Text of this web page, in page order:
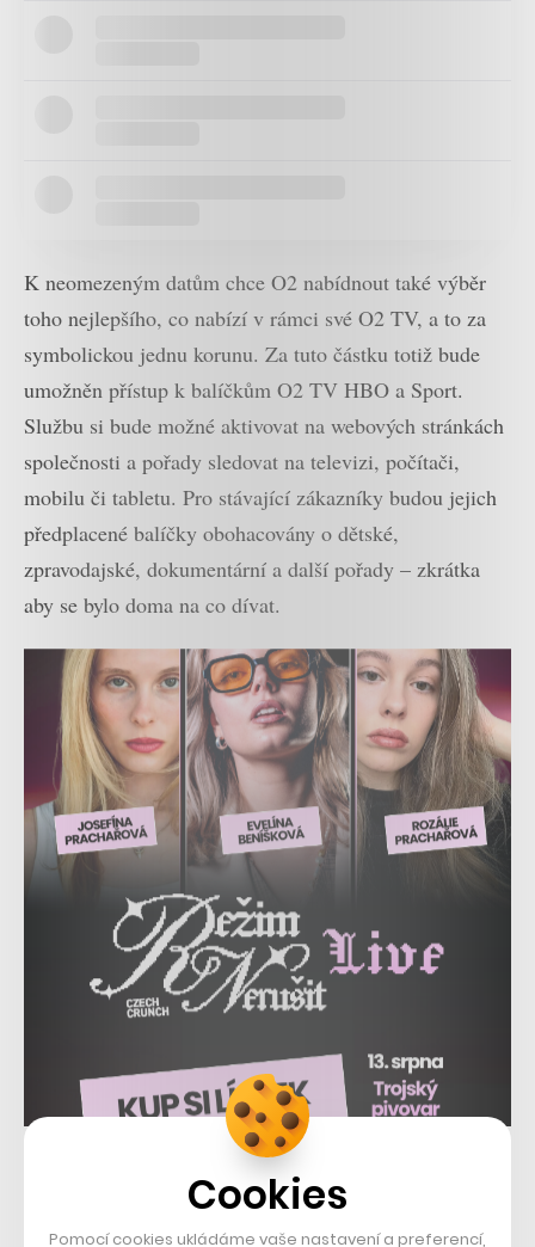
K neomezeným datům chce O2 nabídnout také výběr
toho nejlepšího, co nabízí v rámci své O2 TV, a to za
symbolickou jednu korunu. Za tuto částku totiž bude
umožněn přístup k balíčkům O2 TV HBO a Sport.
Službu si bude možné aktivovat na webových stránkách
společnosti a pořady sledovat na televizi, počítači,
mobilu či tabletu. Pro stávající zákazníky budou jejich
předplacené balíčky obohacovány o dětské,
zpravodajské, dokumentární a další pořady – zkrátka
aby se bylo doma na co dívat.
„Věříme, že naše pomoc usnadní nelehkou situaci
zákazníkům, kteří nemohou svůj čas trávit v práci nebo
ve škole, a umožní jim zůstat v kontaktu s nejbližšími,
Cookies
Pomocí cookies ukládáme vaše nastavení a preferencí,